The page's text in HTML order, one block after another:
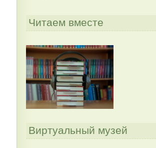
Читаем вместе
Виртуальный музей